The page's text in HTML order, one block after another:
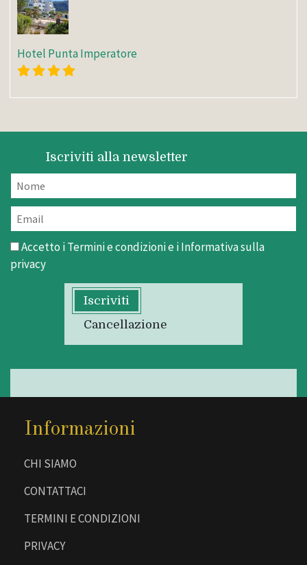
Hotel Punta Imperatore
Iscriviti alla newsletter
Accetto iTermini e condizionie iInformativa sulla
privacy
Iscriviti
Cancellazione
Informazioni
CHI SIAMO
CONTATTACI
TERMINI E CONDIZIONI
PRIVACY